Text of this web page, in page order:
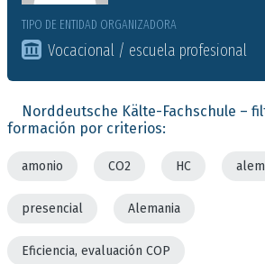
TIPO DE ENTIDAD ORGANIZADORA
Vocacional / escuela profesional
Norddeutsche Kälte-Fachschule –
formación por criterios:
amonio CO2 HC
presencial Alemania
Eficiencia, evaluación COP